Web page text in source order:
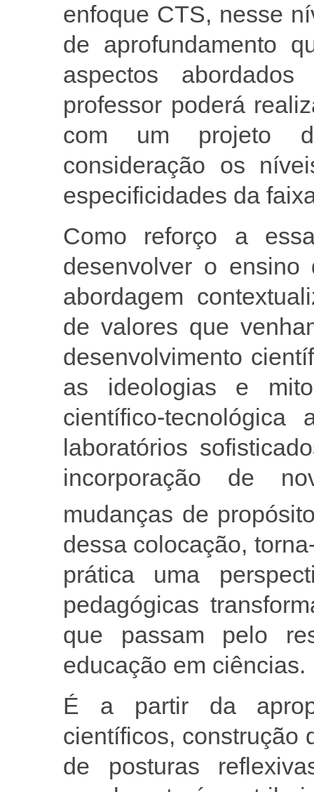
enfoque CTS, nesse
de aprofundamento
aspectos
professor poderá
com um projeto
consideração os
especificidades da
Como reforço a
desenvolver o
abordagem
de valores que
desenvolvimento
as ideologias e
científico-
laboratórios
incorporação de
mudanças de
dessa colocação,
prática uma
pedagógicas
que passam pelo
educação em ciências.
É a partir da
científicos, construção
de posturas